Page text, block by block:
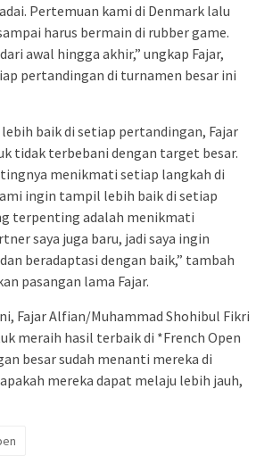
Pertemuan kami di Denmark lalu
harus bermain di rubber game.
awal hingga akhir,” ungkap Fajar,
pertandingan di turnamen besar ini
baik di setiap pertandingan, Fajar
tidak terbebani dengan target besar.
menikmati setiap langkah di
ingin tampil lebih baik di setiap
terpenting adalah menikmati
saya juga baru, jadi saya ingin
beradaptasi dengan baik,” tambah
pasangan lama Fajar.
Fajar Alfian/Muhammad Shohibul Fikri
meraih hasil terbaik di *French Open
besar sudah menanti mereka di
mereka dapat melaju lebih jauh,